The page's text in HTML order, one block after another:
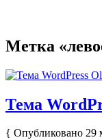
Метка
Тема
{ Опубликовано 29